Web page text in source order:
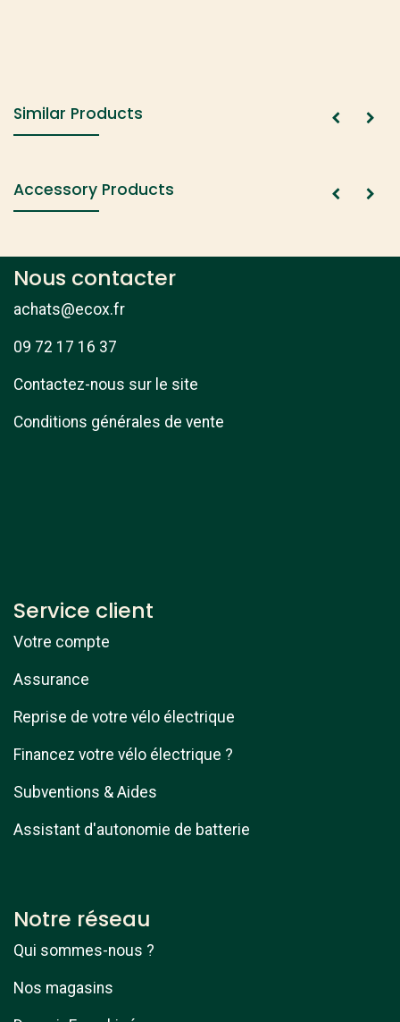
Similar Products
Accessory Products
Nous contacter
achats@ecox.fr
09 72 17 16 37
Contactez-nous sur le site
Conditions générales de vente
Service client
Votre compte
Assurance
Reprise de votre vélo électrique
Financez votre vélo électrique ?
Subventions & Aides
Assistant d'autonomie de batterie
Notre réseau
Qui sommes-nous ?
Nos magasins